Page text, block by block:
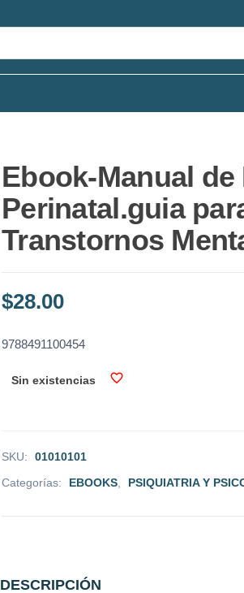
Ebook-Manual
Perinatal.guia
Transtornos
$28.00
9788491100454
Sin existencias
SKU:
01010101
Categorías:
EBOOKS PSIQUIATRIA Y
DESCRIPCIÓN